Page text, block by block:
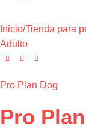
Inicio/Tienda para
Adulto
Pro Plan Dog
Pro